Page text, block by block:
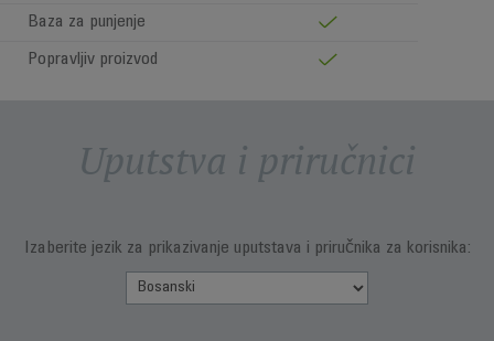
Baza za punjenje
Popravljiv proizvod
Uputstva i priručnici
Izaberite jezik za prikazivanje uputstava i priručnika za korisnika: